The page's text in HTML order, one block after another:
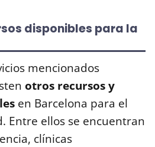
disponibles para la
mencionados
otros recursos y
en Barcelona para el
Entre ellos se encuentran
clínicas